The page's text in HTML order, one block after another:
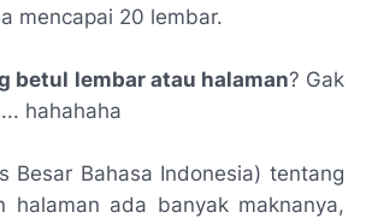
mencapai 20 lembar.
betul lembar atau halaman? Gak
hahahaha
Besar Bahasa Indonesia) tentang
halaman ada banyak maknanya,